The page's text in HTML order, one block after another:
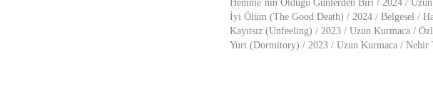
Hemme’nin Öldüğü Günlerden Biri / 2024 /
İyi Ölüm (The Good Death) / 2024 / Belgesel /
Kayıtsız (Unfeeling) / 2023 / Uzun Kurmaca /
Yurt (Dormitory) / 2023 / Uzun Kurmaca / Nehir